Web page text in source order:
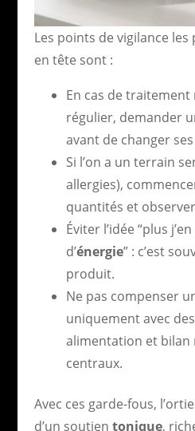
Les points de vigilance
en tête sont :
En cas de
régulier, demander
avant de changer
Si l’on a un terrain
allergies),
quantités et
Éviter l’idée “plus
d’énergie” : c’est
produit.
Ne pas compenser
uniquement avec
alimentation et bilan
centraux.
Avec ces garde-fous,
d’un soutien tonique,